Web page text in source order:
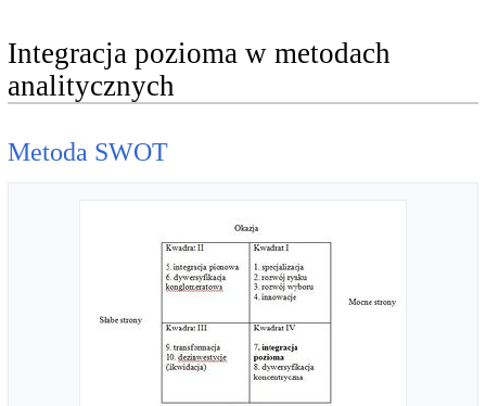
Integracja pozioma w metodach
analitycznych
Metoda SWOT